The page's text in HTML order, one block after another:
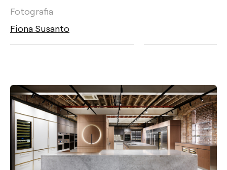
Fotografia
Fiona Susanto